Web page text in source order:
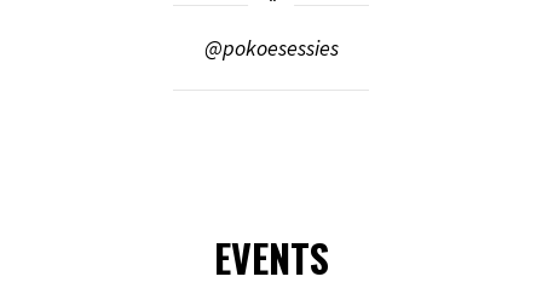
@pokoesessies
EVENTS